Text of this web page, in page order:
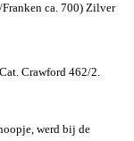
ca. 700) Zilver
Crawford 462/2.
werd bij de